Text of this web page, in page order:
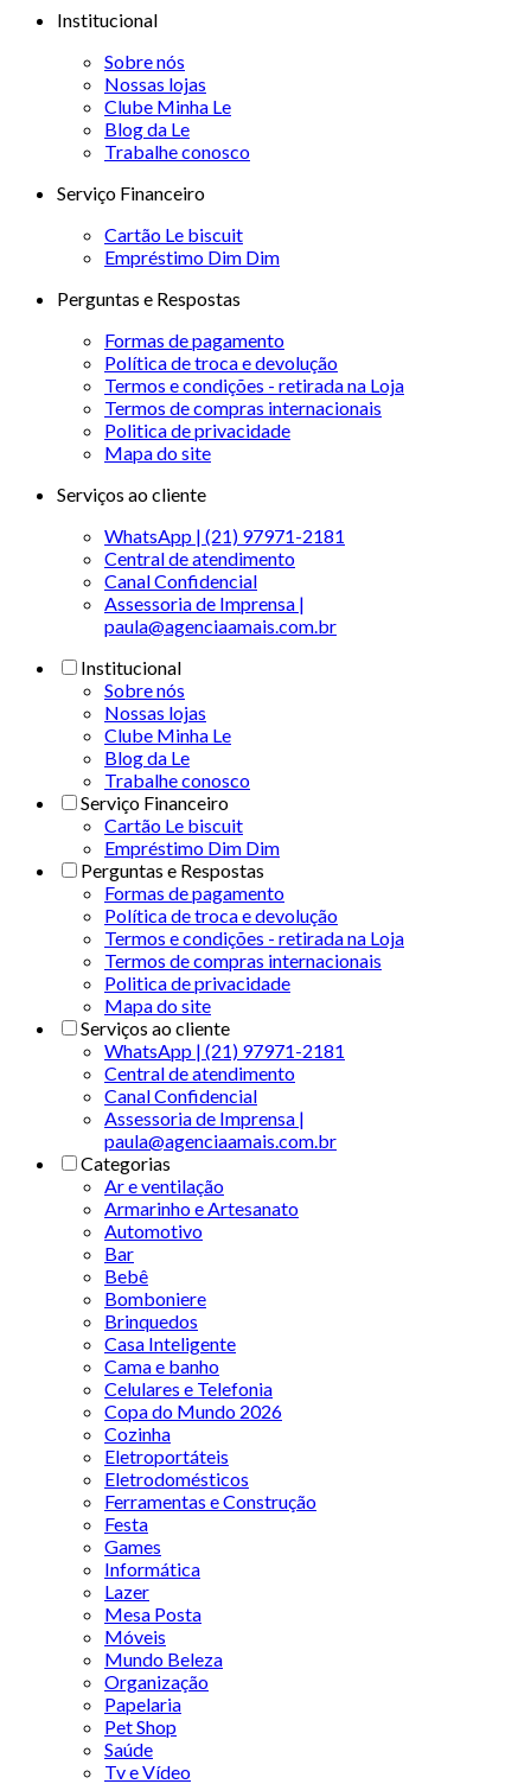
Institucional
Sobre nós
Nossas lojas
Clube Minha Le
Blog da Le
Trabalhe conosco
Serviço Financeiro
Cartão Le biscuit
Empréstimo Dim Dim
Perguntas e Respostas
Formas de pagamento
Política de troca e devolução
Termos e condições - retirada na Loja
Termos de compras internacionais
Politica de privacidade
Mapa do site
Serviços ao cliente
WhatsApp | (21) 97971-2181
Central de atendimento
Canal Confidencial
Assessoria de Imprensa |
paula@agenciaamais.com.br
Institucional
Sobre nós
Nossas lojas
Clube Minha Le
Blog da Le
Trabalhe conosco
Serviço Financeiro
Cartão Le biscuit
Empréstimo Dim Dim
Perguntas e Respostas
Formas de pagamento
Política de troca e devolução
Termos e condições - retirada na Loja
Termos de compras internacionais
Politica de privacidade
Mapa do site
Serviços ao cliente
WhatsApp | (21) 97971-2181
Central de atendimento
Canal Confidencial
Assessoria de Imprensa |
paula@agenciaamais.com.br
Categorias
Ar e ventilação
Armarinho e Artesanato
Automotivo
Bar
Bebê
Bomboniere
Brinquedos
Casa Inteligente
Cama e banho
Celulares e Telefonia
Copa do Mundo 2026
Cozinha
Eletroportáteis
Eletrodomésticos
Ferramentas e Construção
Festa
Games
Informática
Lazer
Mesa Posta
Móveis
Mundo Beleza
Organização
Papelaria
Pet Shop
Saúde
Tv e Vídeo